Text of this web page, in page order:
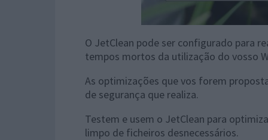
O JetClean pode ser configurado para
tempos mortos da utilização do vosso
As optimizações que vos forem
de segurança que realiza.
Testem e usem o JetClean para
limpo de ficheiros desnecessários.